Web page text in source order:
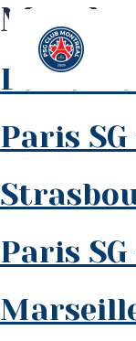
Match
Le Havre
Paris
Paris